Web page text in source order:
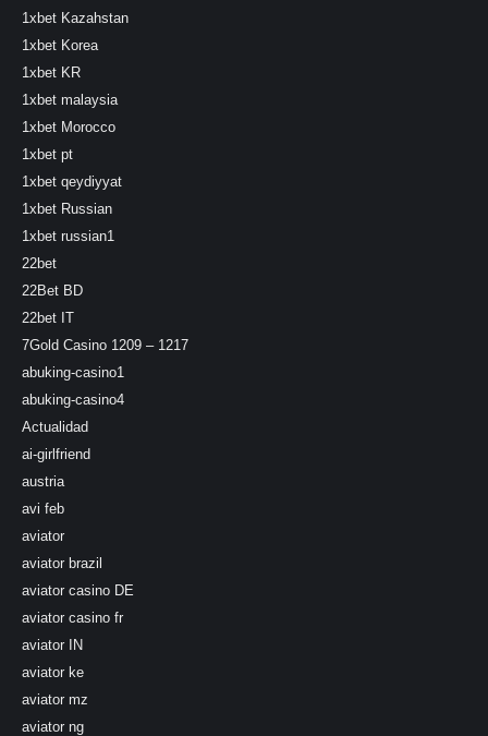
1xbet Kazahstan
1xbet Korea
1xbet KR
1xbet malaysia
1xbet Morocco
1xbet pt
1xbet qeydiyyat
1xbet Russian
1xbet russian1
22bet
22Bet BD
22bet IT
7Gold Casino 1209 – 1217
abuking-casino1
abuking-casino4
Actualidad
ai-girlfriend
austria
avi feb
aviator
aviator brazil
aviator casino DE
aviator casino fr
aviator IN
aviator ke
aviator mz
aviator ng